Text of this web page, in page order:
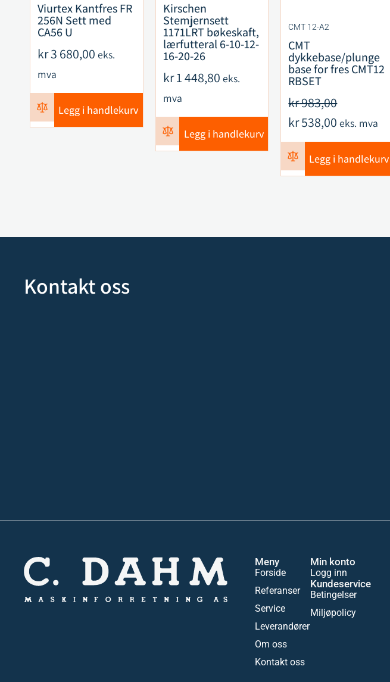
Viurtex Kantfres FR
256N Sett med
CA56 U
kr3 680,00 eks.
mva
Legg i handlekurv
Kirschen
Stemjernsett
1171LRT bøkeskaft,
lærfutteral 6-10-12-
16-20-26
kr1 448,80 eks.
mva
Legg i handlekurv
CMT 12-A2
CMT
dykkebase/plunge
base for fres CMT12
RBSET
kr983,00
kr538,00 eks. mva
Legg i handlekurv
Kontakt oss
Meny
Forside
Referanser
Service
Leverandører
Om oss
Kontakt oss
Min konto
Logg inn
Kundeservice
Betingelser
Miljøpolicy